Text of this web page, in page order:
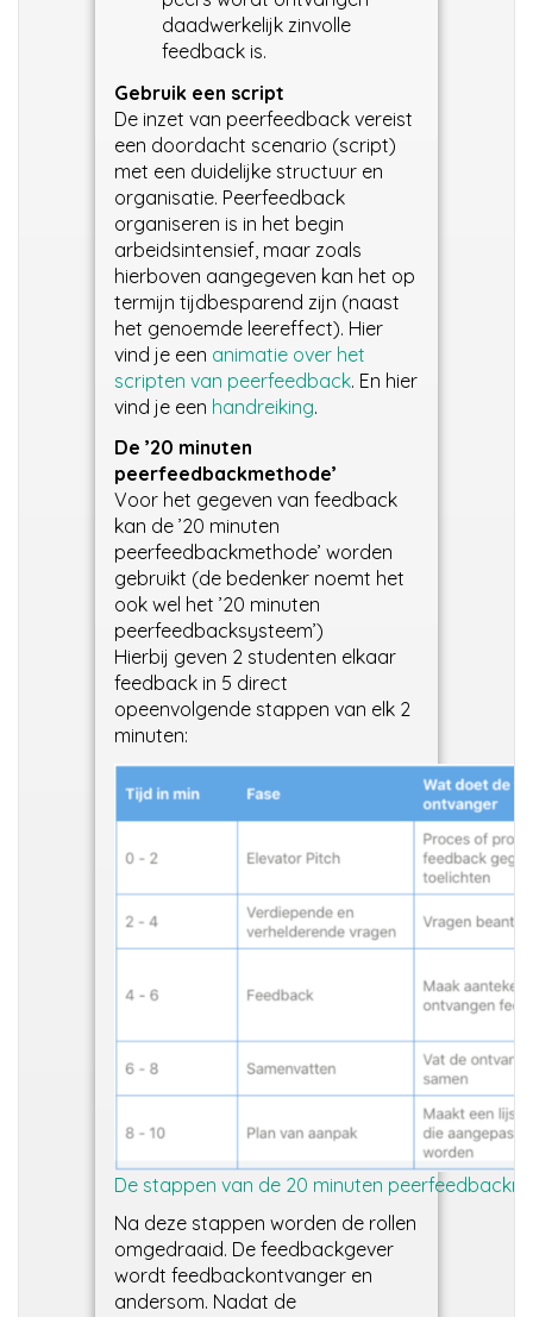
daadwerkelijk zinvolle
feedback is.
Gebruik een script
De inzet van peerfeedback vereist
een doordacht scenario (script)
met een duidelijke structuur en
organisatie. Peerfeedback
organiseren is in het begin
arbeidsintensief, maar zoals
hierboven aangegeven kan het op
termijn tijdbesparend zijn (naast
het genoemde leereffect). Hier
vind je een animatie over het
scripten van peerfeedback. En hier
vind je een handreiking.
De ’20 minuten
peerfeedbackmethode’
Voor het gegeven van feedback
kan de ’20 minuten
peerfeedbackmethode’ worden
gebruikt (de bedenker noemt het
ook wel het ’20 minuten
peerfeedbacksysteem’)
Hierbij geven 2 studenten elkaar
feedback in 5 direct
opeenvolgende stappen van elk 2
minuten:
De stappen van de 20 minuten
Na deze stappen worden de rollen
omgedraaid. De feedbackgever
wordt feedbackontvanger en
andersom. Nadat de